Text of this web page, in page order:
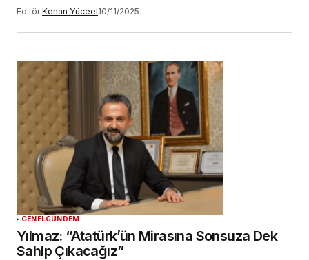
Editör Kenan Yüceel10/11/2025
GENELGÜNDEM
Yılmaz: “Atatürk’ün Mirasına Sonsuza Dek
Sahip Çıkacağız”